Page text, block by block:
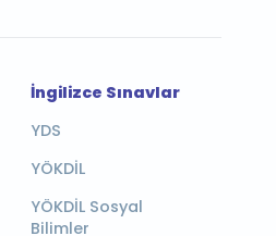
İngilizce Sınavlar
YDS
YÖKDİL
YÖKDİL Sosyal
Bilimler